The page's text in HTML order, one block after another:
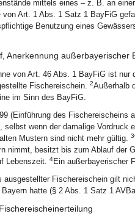
mittels eines – z. B. an
Art. 1 Abs. 1 Satz 1 BayFiG
Benutzung eines
Anerkennung außerbayerischer
von Art. 46 Abs. 1 BayFiG ist nur
Fischereischein. 2Außerhalb
im Sinn des BayFiG.
(Einführung des Fischereischeins
selbst wenn der damalige Vordruck
Mustern sind nicht mehr gültig. 3
nimmt, besitzt bis zum Ablauf der
Lebenszeit. 4Ein außerbayerischer
ausgestellter Fischereischein gilt
hatte (§ 2 Abs. 1 Satz 1